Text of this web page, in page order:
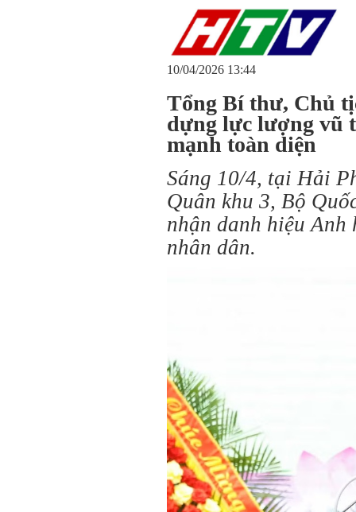
10/04/2026 13:44
Tổng Bí thư, Chủ
dựng lực lượng vũ
mạnh toàn diện
Sáng 10/4, tại Hải
Quân khu 3, Bộ
nhận danh hiệu
nhân dân.